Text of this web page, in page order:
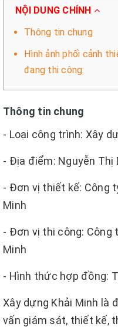
NỘI DUNG CHÍNH
Thông tin chung
Hình ảnh phối cảnh
đang thi công:
Thông tin chung
- Loại công trình: Xây
- Địa điểm: Nguyễn Thị
- Đơn vị thiết kế: Công
Minh
- Đơn vị thi công: Công
Minh
- Hình thức hợp đồng:
Xây dựng Khải Minh là
vấn giám sát, thiết kế,